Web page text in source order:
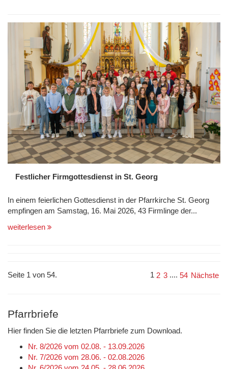
Festlicher Firmgottesdienst in St. Georg
In einem feierlichen Gottesdienst in der Pfarrkirche St. Georg
empfingen am Samstag, 16. Mai 2026, 43 Firmlinge der...
weiterlesen
Seite 1 von 54. 1 2 3 .... 54 Nächste
Pfarrbriefe
Hier finden Sie die letzten Pfarrbriefe zum Download.
Nr. 8/2026 vom 02.08. - 13.09.2026
Nr. 7/2026 vom 28.06. - 02.08.2026